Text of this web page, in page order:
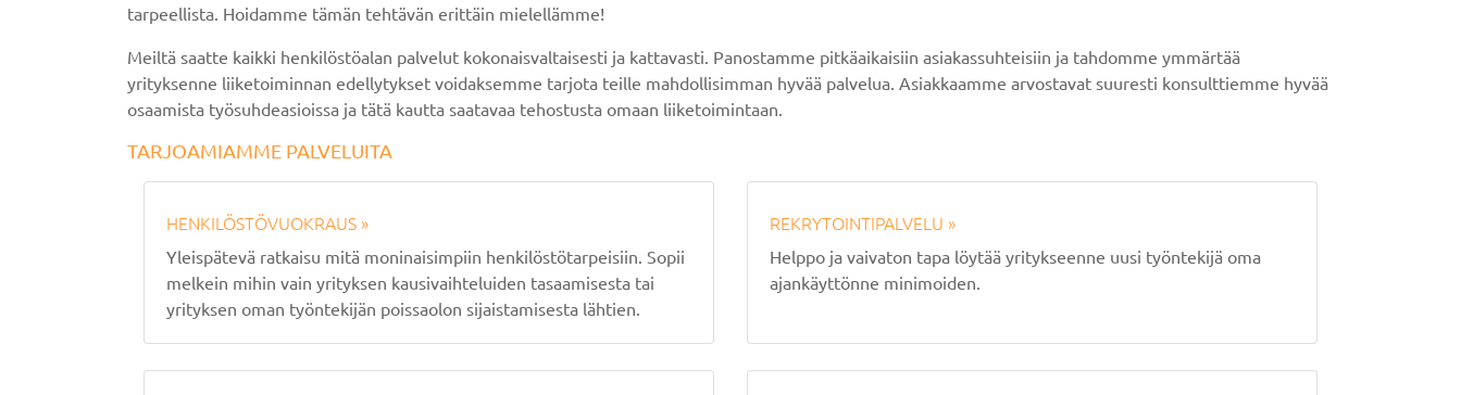
tarpeellista. Hoidamme tämän tehtävän erittäin mielellämme!
Meiltä saatte kaikki henkilöstöalan palvelut kokonaisvaltaisesti ja kattavasti. Panostamme pitkäaikaisiin asiakassuhteisiin ja tahdomme ymmärtää
yrityksenne liiketoiminnan edellytykset voidaksemme tarjota teille mahdollisimman hyvää palvelua. Asiakkaamme arvostavat suuresti konsulttiemme hyvää
osaamista työsuhdeasioissa ja tätä kautta saatavaa tehostusta omaan liiketoimintaan.
TARJOAMIAMME PALVELUITA
HENKILÖSTÖVUOKRAUS »
Yleispätevä ratkaisu mitä moninaisimpiin henkilöstötarpeisiin. Sopii
melkein mihin vain yrityksen kausivaihteluiden tasaamisesta tai
yrityksen oman työntekijän poissaolon sijaistamisesta lähtien.
REKRYTOINTIPALVELU »
Helppo ja vaivaton tapa löytää yritykseenne uusi työntekijä oma
ajankäyttönne minimoiden.